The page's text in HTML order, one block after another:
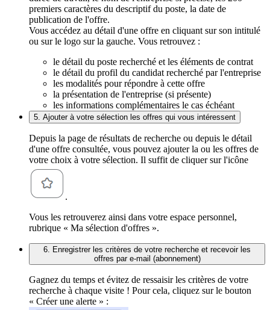
premiers caractères du descriptif du poste, la date de
publication de l'offre.
Vous accédez au détail d'une offre en cliquant sur son intitulé
ou sur le logo sur la gauche. Vous retrouvez :
le détail du poste recherché et les éléments de contrat
le détail du profil du candidat recherché par l'entreprise
les modalités pour répondre à cette offre
la présentation de l'entreprise (si présente)
les informations complémentaires le cas échéant
5. Ajouter à votre sélection les offres qui vous intéressent
Depuis la page de résultats de recherche ou depuis le détail
d'une offre consultée, vous pouvez ajouter la ou les offres de
votre choix à votre sélection. Il suffit de cliquer sur l'icône
.
Vous les retrouverez ainsi dans votre espace personnel,
rubrique « Ma sélection d'offres ».
6. Enregistrer les critères de votre recherche et recevoir les
offres par e-mail (abonnement)
Gagnez du temps et évitez de ressaisir les critères de votre
recherche à chaque visite ! Pour cela, cliquez sur le bouton
« Créer une alerte » :